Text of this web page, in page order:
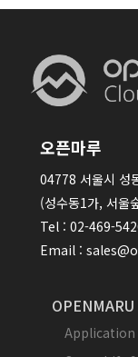
오픈마루
04778 서울시 성
(성수동1가, 서울
Tel : 02-469-
Email :
Application